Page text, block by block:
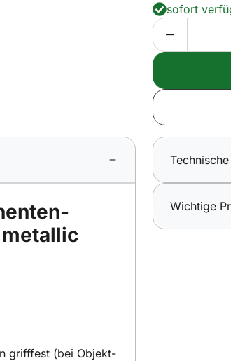
sofort
grifffest (bei Objekt-
Wichtige